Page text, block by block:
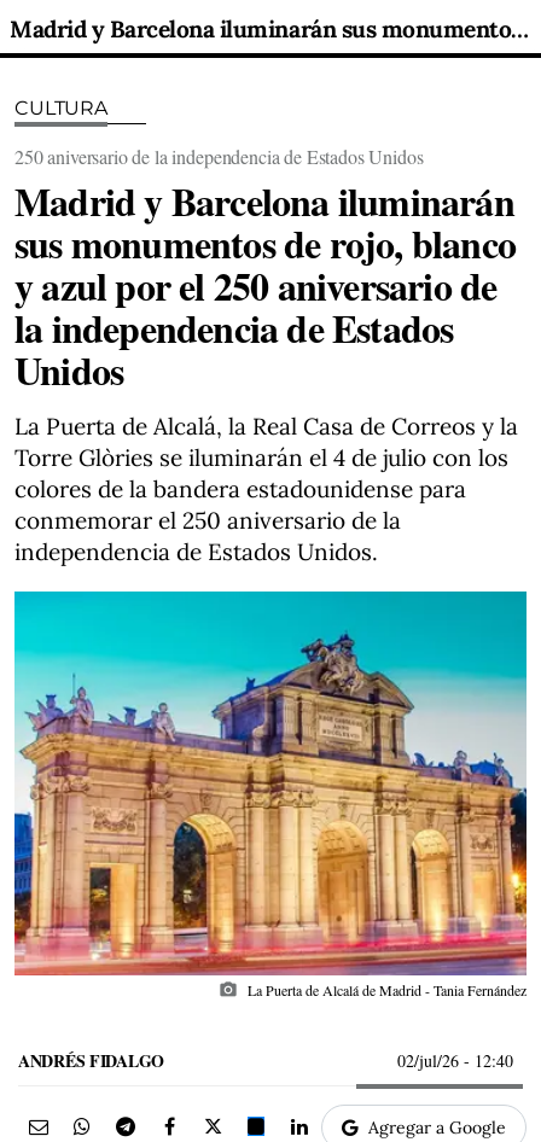
Madrid y Barcelona iluminarán sus monumentos de rojo, blanco y azul por el 250 aniversario de la independencia de Estados Unidos
CULTURA
250 aniversario de la independencia de Estados Unidos
Madrid y Barcelona iluminarán
sus monumentos de rojo, blanco
y azul por el 250 aniversario de
la independencia de Estados
Unidos
La Puerta de Alcalá, la Real Casa de Correos y la
Torre Glòries se iluminarán el 4 de julio con los
colores de la bandera estadounidense para
conmemorar el 250 aniversario de la
independencia de Estados Unidos.
photo_camera La Puerta de Alcalá de Madrid - Tania Fernández
ANDRÉS FIDALGO 02/jul/26 - 12:40
Agregar a Google